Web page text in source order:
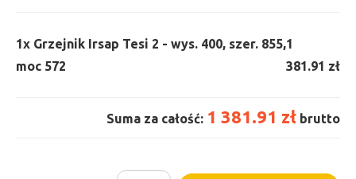
1x Grzejnik Irsap Tesi 2 - wys. 400, szer. 855,
moc 572
1
381.91 zł
Suma za całość: 1 381.91 zł brutto